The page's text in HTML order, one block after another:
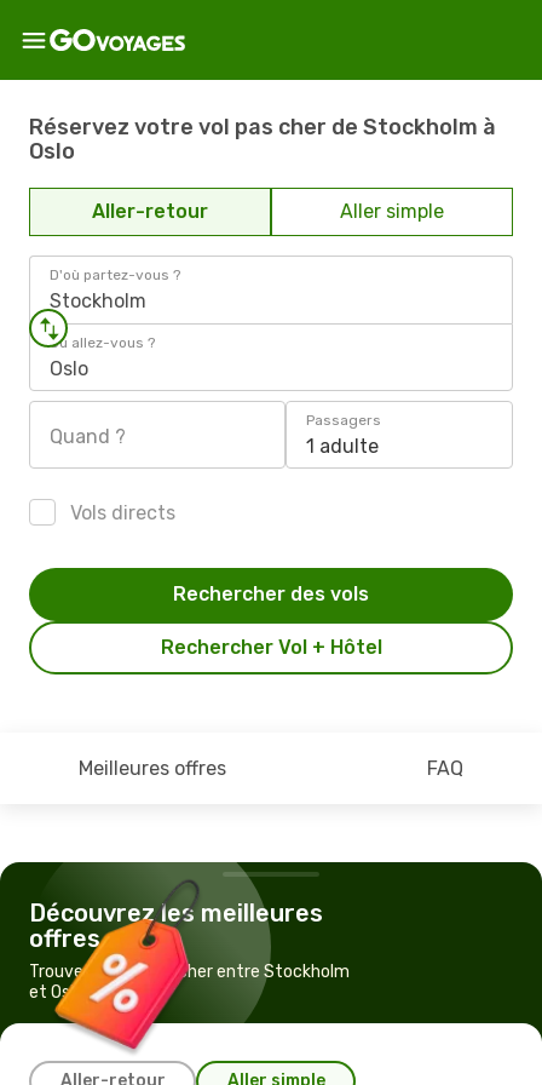
Réservez votre vol pas cher de Stockholm à
Oslo
Aller-retour Aller simple
D'où partez-vous ?
Stockholm
Où allez-vous ?
Oslo
Quand ?
Passagers
1 adulte
Vols directs
Rechercher Vol + Hôtel
Rechercher des vols
Meilleures offres FAQ
Découvrez les meilleures
offres
Trouvez un vol pas cher entre Stockholm
et Oslo
Aller-retour Aller simple